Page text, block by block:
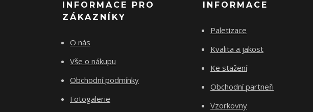
INFORMACE PRO
ZÁKAZNÍKY
O nás
Vše o nákupu
Obchodní podmínky
Fotogalerie
INFORMACE
Paletizace
Kvalita a jakost
Ke stažení
Obchodní partneři
Vzorkovny